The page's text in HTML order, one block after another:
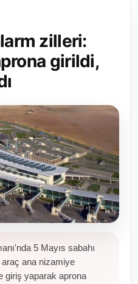
zilleri:
girildi,
5 Mayıs sabahı
araç ana nizamiye
giriş yaparak aprona